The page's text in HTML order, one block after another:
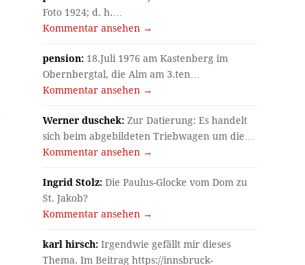
Foto 1924; d. h.…
Kommentar ansehen →
pension: 18.Juli 1976 am Kastenberg im
Obernbergtal, die Alm am 3.ten…
Kommentar ansehen →
Werner duschek: Zur Datierung: Es handelt
sich beim abgebildeten Triebwagen um die…
Kommentar ansehen →
Ingrid Stolz: Die Paulus-Glocke vom Dom zu
St. Jakob?
Kommentar ansehen →
karl hirsch: Irgendwie gefällt mir dieses
Thema. Im Beitrag https://innsbruck-